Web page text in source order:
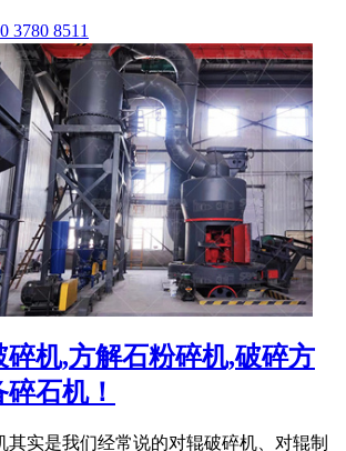
3780 8511
碎机,方解石粉碎机,破碎方
石机！
其实是我们经常说的对辊破碎机、对辊制